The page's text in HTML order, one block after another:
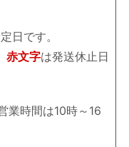
日です。
赤文字は発送休止日
業時間は10時～16